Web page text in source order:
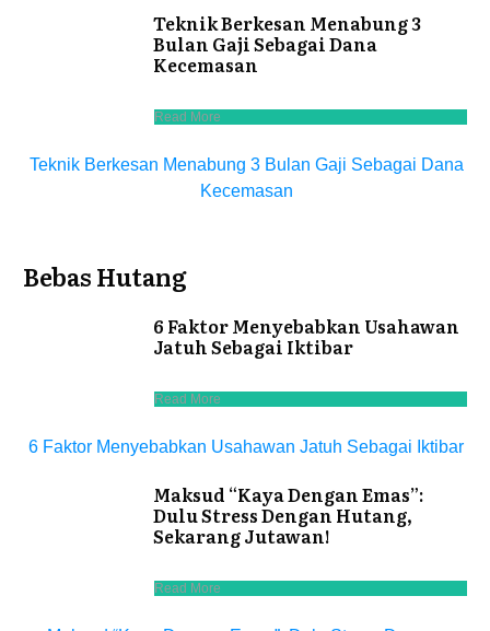
Teknik Berkesan Menabung 3
Bulan Gaji Sebagai Dana
Kecemasan
Read More
Teknik Berkesan Menabung 3 Bulan Gaji Sebagai Dana
Kecemasan
Bebas Hutang
6 Faktor Menyebabkan Usahawan
Jatuh Sebagai Iktibar
Read More
6 Faktor Menyebabkan Usahawan Jatuh Sebagai Iktibar
Maksud “Kaya Dengan Emas”:
Dulu Stress Dengan Hutang,
Sekarang Jutawan!
Read More